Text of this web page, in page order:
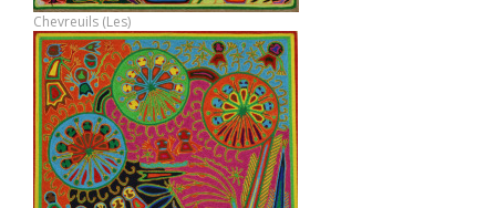
Chevreuils (Les)